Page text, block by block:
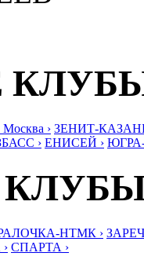
› ЗЕНИТ-
› ЕНИСЕЙ ›
НТМК ›
СПАРТА ›